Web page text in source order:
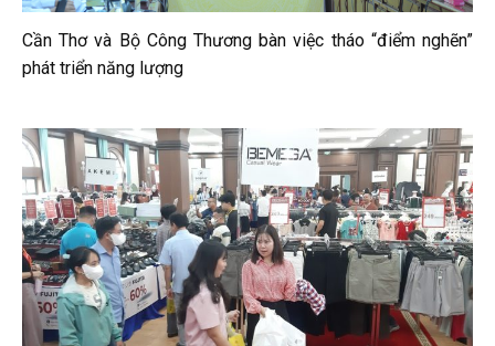
Cần Thơ và Bộ Công Thương bàn việc tháo “điểm nghẽn”
phát triển năng lượng